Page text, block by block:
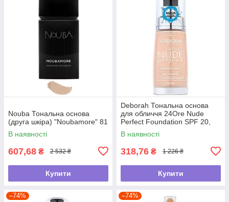
Nouba Тональна основа
(друга шкіра) "Noubamore" 81
В наявності
607,68 ₴ 2 532 ₴
Купити
Deborah Тональна основа
для обличчя 24Ore Nude
Perfect Foundation SPF 20,
0 Fair Rose, 30 мл
В наявності
318,76 ₴ 1 226 ₴
Купити
–74% –74%